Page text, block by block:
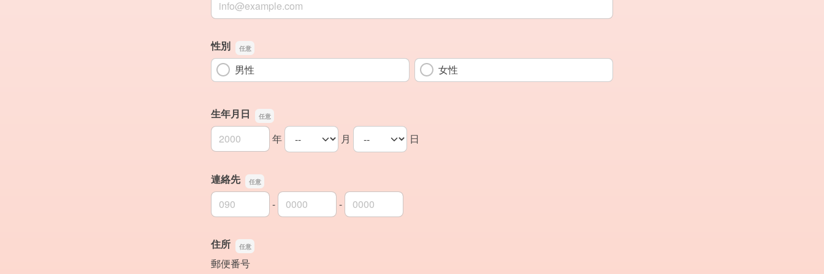
性別
男性
女性
生年月日
生年月日の年 年
生年月日の月 月
生年月日の日 日
連絡先
連絡先の市外局番
-
連絡先の市内局番 -
連絡先の加入者番号
住所
郵便番号